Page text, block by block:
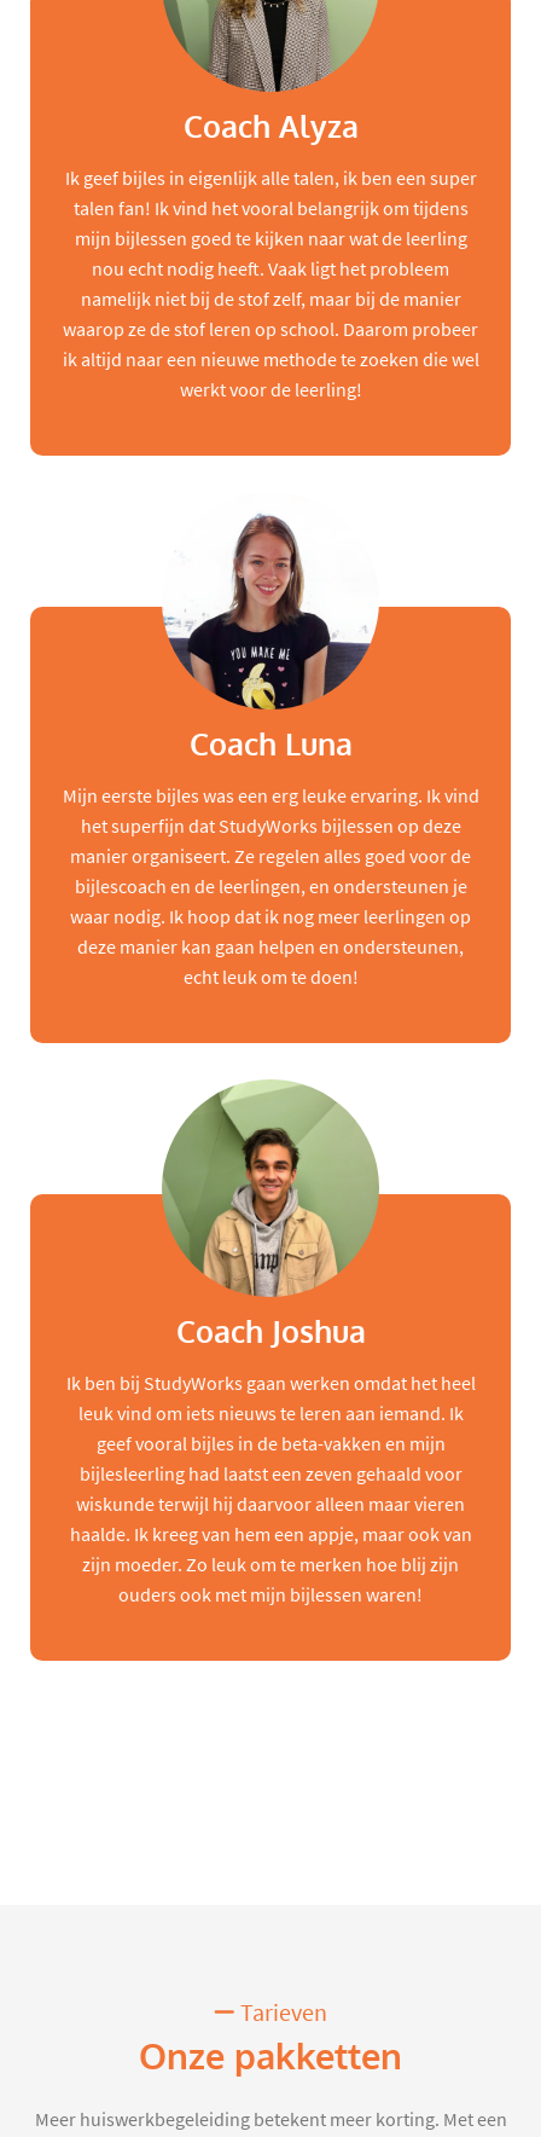
Coach Alyza
Ik geef bijles in eigenlijk alle talen, ik ben een super
talen fan! Ik vind het vooral belangrijk om tijdens
mijn bijlessen goed te kijken naar wat de leerling
nou echt nodig heeft. Vaak ligt het probleem
namelijk niet bij de stof zelf, maar bij de manier
waarop ze de stof leren op school. Daarom probeer
ik altijd naar een nieuwe methode te zoeken die wel
werkt voor de leerling!
Coach Luna
Mijn eerste bijles was een erg leuke ervaring. Ik vind
het superfijn dat StudyWorks bijlessen op deze
manier organiseert. Ze regelen alles goed voor de
bijlescoach en de leerlingen, en ondersteunen je
waar nodig. Ik hoop dat ik nog meer leerlingen op
deze manier kan gaan helpen en ondersteunen,
echt leuk om te doen!
Coach Joshua
Ik ben bij StudyWorks gaan werken omdat het heel
leuk vind om iets nieuws te leren aan iemand. Ik
geef vooral bijles in de beta-vakken en mijn
bijlesleerling had laatst een zeven gehaald voor
wiskunde terwijl hij daarvoor alleen maar vieren
haalde. Ik kreeg van hem een appje, maar ook van
zijn moeder. Zo leuk om te merken hoe blij zijn
ouders ook met mijn bijlessen waren!
Tarieven
Onze pakketten
Meer huiswerkbegeleiding betekent meer korting. Met een